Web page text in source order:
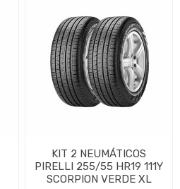
KIT 2 NEUMÁTICOS
PIRELLI 255/55 HR19 111Y
SCORPION VERDE XL